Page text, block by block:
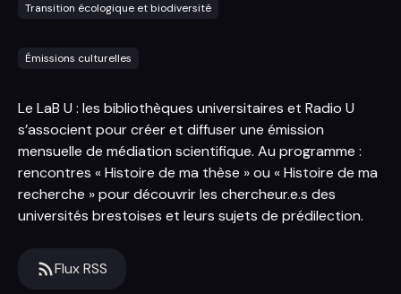
Transition écologique et biodiversité
Émissions culturelles
Le LaB U : les bibliothèques universitaires et Radio U
s’associent pour créer et diffuser une émission
mensuelle de médiation scientifique. Au programme :
rencontres « Histoire de ma thèse » ou « Histoire de ma
recherche » pour découvrir les chercheur.e.s des
universités brestoises et leurs sujets de prédilection.
Flux RSS